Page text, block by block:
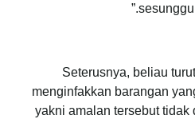
Seterusnya, beliau
menginfakkan barangan
yakni amalan tersebut